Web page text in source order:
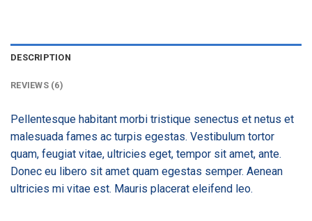
DESCRIPTION
REVIEWS (6)
Pellentesque habitant morbi tristique senectus et netus et
malesuada fames ac turpis egestas. Vestibulum tortor
quam, feugiat vitae, ultricies eget, tempor sit amet, ante.
Donec eu libero sit amet quam egestas semper. Aenean
ultricies mi vitae est. Mauris placerat eleifend leo.